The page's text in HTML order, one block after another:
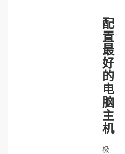
配
置
最
好
的
电
脑
主
机
极